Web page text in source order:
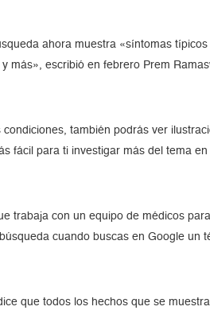
ahora muestra «síntomas
más», escribió en febrero Prem
condiciones, también podrás ver
fácil para ti investigar más del tema
trabaja con un equipo de médicos
cuando buscas en Google un
que todos los hechos que se